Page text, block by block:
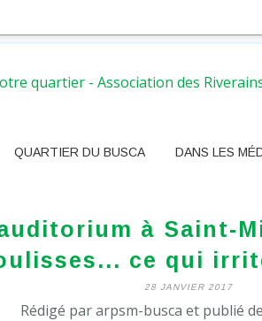
QUARTIER DU BUSCA DANS LES
à Saint-
ce qui
28 JANVIER 2017
Rédigé par arpsm-busca et publié